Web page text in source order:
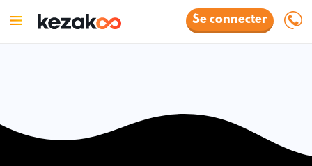
Se connecter